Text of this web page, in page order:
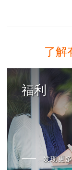
了解
福利
发现更多